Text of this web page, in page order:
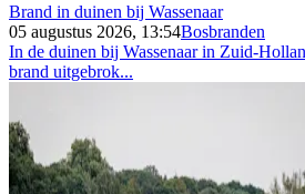
Brand in duinen bij Wassenaar
05 augustus 2026, 13:54Bosbranden
In de duinen bij Wassenaar in Zuid-
brand uitgebrok...